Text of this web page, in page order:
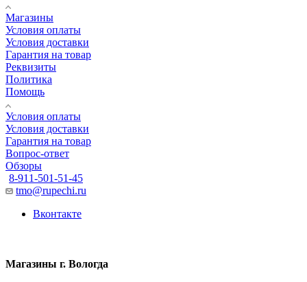
Магазины
Условия оплаты
Условия доставки
Гарантия на товар
Реквизиты
Политика
Помощь
Условия оплаты
Условия доставки
Гарантия на товар
Вопрос-ответ
Обзоры
8-911-501-51-45
tmo@rupechi.ru
Вконтакте
Магазины г. Вологда